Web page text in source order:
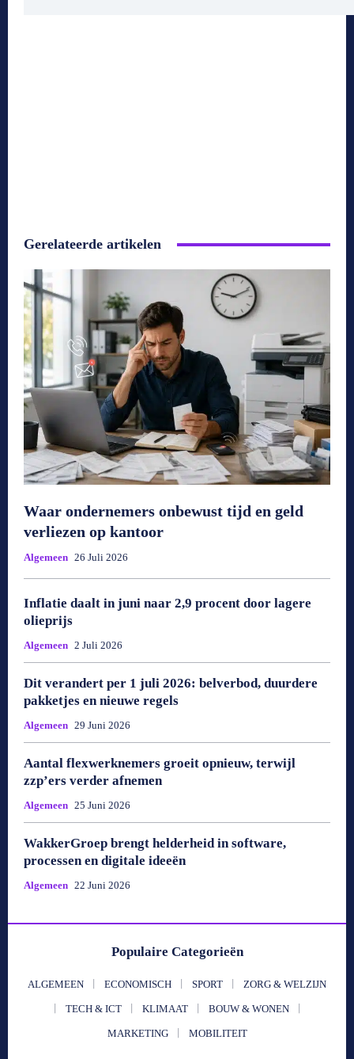
Gerelateerde artikelen
Waar ondernemers onbewust tijd en geld
verliezen op kantoor
Algemeen 26 Juli 2026
Inflatie daalt in juni naar 2,9 procent door lagere
olieprijs
Algemeen 2 Juli 2026
Dit verandert per 1 juli 2026: belverbod, duurdere
pakketjes en nieuwe regels
Algemeen 29 Juni 2026
Aantal flexwerknemers groeit opnieuw, terwijl
zzp’ers verder afnemen
Algemeen 25 Juni 2026
WakkerGroep brengt helderheid in software,
processen en digitale ideeën
Algemeen 22 Juni 2026
Populaire Categorieën
ALGEMEEN ECONOMISCH SPORT ZORG & WELZIJN
TECH & ICT KLIMAAT BOUW & WONEN
MARKETING MOBILITEIT